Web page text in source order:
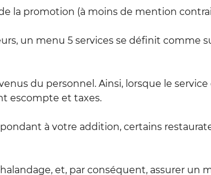
la promotion (à moins de mention
un menu 5 services se définit comme
du personnel. Ainsi, lorsque le
escompte et taxes.
à votre addition, certains
et, par conséquent, assurer un